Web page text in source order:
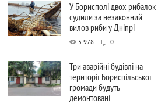
У Борисполі двох рибалок
судили за незаконний
вилов риби у Дніпрі
5 978 0
Три аварійні будівлі на
території Бориспільської
громади будуть
демонтовані